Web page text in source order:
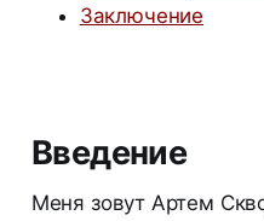
Заключение
Введение
Меня зовут Артем